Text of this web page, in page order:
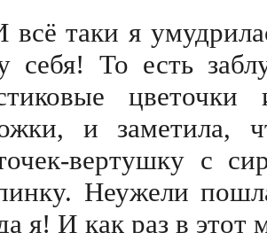
всё таки я
себя! То есть
и заметила,
вертушку с
Неужели
я! И как раз в этот